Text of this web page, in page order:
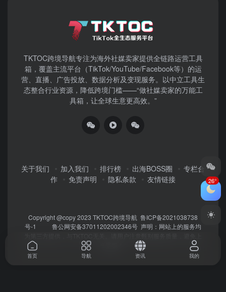
TKTOC跨境导航​专注为海外社媒卖家提供全链路运营工具
箱，覆盖主流平台（TikTok/YouTube/Facebook等）​的运
营、直播、广告投放、数据分析及变现服务。以中立工具生
态整合行业资源，降低跨境门槛——“做社媒卖家的万能工
具箱，让全球生意更高效。”
关于我们 加入我们 排行榜 出海BOSS圈
专栏合
作
免责声明 隐私条款 友情链接
Copyright @copy 2023 TKTOC跨境导航 鲁ICP备2021038738
号-1
鲁公网安备37011202002346号 声明：网站上的服务均
26°
首页 导航 资讯 我的